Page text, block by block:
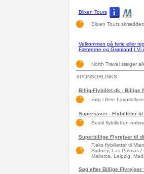
Blixen Tours
Blixen Tours
Velkommen på ferie eller
Færøerne og Grønland | Vi
North Travel sælger
SPONSORLINKS
Billig-Flybillet.dk - Billige
Søg i flere
Supersaver - Flybilleter
Bestil flybilletten
Superbillige Flyrejser til
F.eks flybilletter til
Sydney, Las Palmas /
Mallorca, Leipzig,
Søg efter Billige Flyrejser